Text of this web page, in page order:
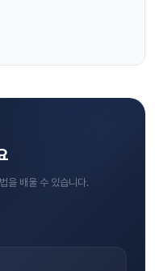
을 배울 수 있습니다.